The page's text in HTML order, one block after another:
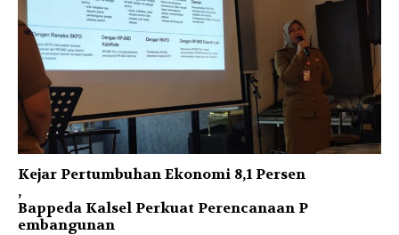
Kejar Pertumbuhan Ekonomi 8,1 Persen
,
Bappeda Kalsel Perkuat Perencanaan P
embangunan